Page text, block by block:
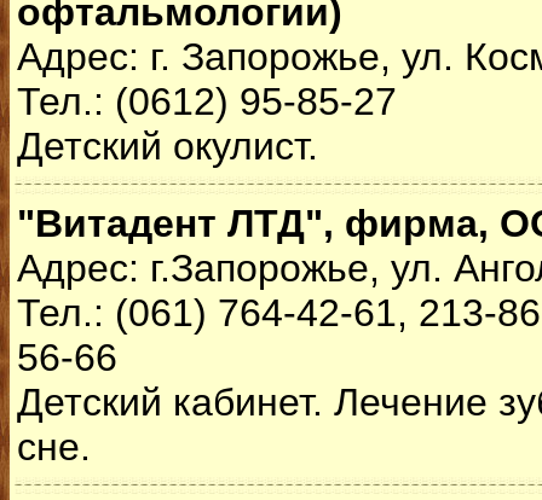
офтальмологии)
Адрес: г. Запорожье, ул.
Тел.: (0612) 95-85-27
Детский окулист.
"Витадент ЛТД", фирма,
Адрес: г.Запорожье, ул.
Тел.: (061) 764-42-61, 213-
56-66
Детский кабинет. Лечение
сне.